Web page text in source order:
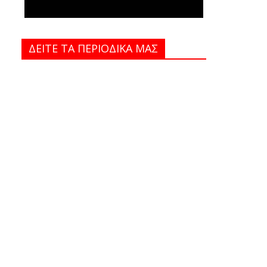
ΔΕΙΤΕ ΤΑ ΠΕΡΙΟΔΙΚΑ MAΣ